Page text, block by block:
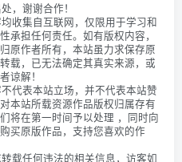
，谢谢合作！
收集自互联网，仅限用于学习和
承担任何责任。如有版权内容，
原作者所有，本站虽力求保存原
载，已无法确定其真实来源，或
谅解！
代表本站立场，并不代表本站赞
本站所载资源作品版权归属存有
将在第一时间予以处理 ，同时向
买原版作品，支持您喜欢的作
载任何违法的相关信息，访客如